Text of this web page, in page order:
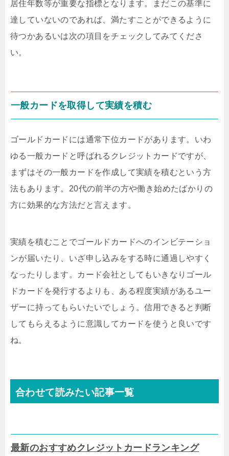
居住年数等が重要な指標となります。まだこの基準に
達していないのであれば、満たすことができるように
待つかあるいは次の項目をチェックしてみてくださ
い。
一般カードを取得して実績を積む
ゴールドカードには通常下位カードがあります。いわ
ゆる一般カードと呼ばれるクレジットカードですが、
まずはその一般カードを作成して実績を積むという方
法もあります。20代の前半の方や働き始めたばかりの
方に効果的な方法だと言えます。
実績を積むことでゴールドカードへのインビテーショ
ンが届いたり、いざ申し込みをする時に通過しやすく
なったりします。カード会社としてもいきなりゴール
ドカードを発行するよりも、ある程度実績があるユー
ザーに持ってもらいたいでしょう。信用できると判断
してもらえるように意識してカードを使うと良いです
ね。
合わせて読みたい記事一覧
最新のおすすめクレジットカードランキング